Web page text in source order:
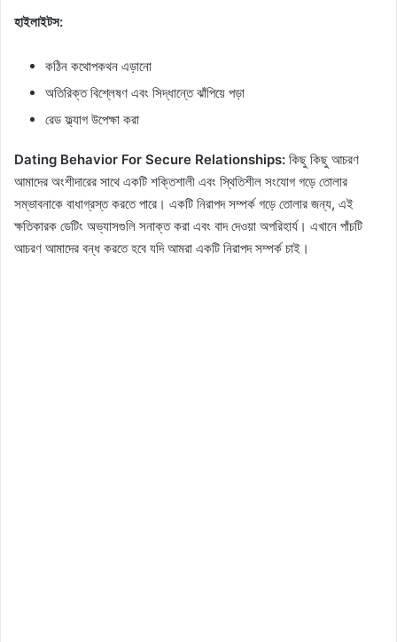
হাইলাইটস:
কঠিন কথোপকথন এড়ানো
অতিরিক্ত বিশ্লেষণ এবং সিদ্ধান্তে ঝাঁপিয়ে পড়া
রেড ফ্ল্যাগ উপেক্ষা করা
Dating Behavior For Secure Relationships: কিছু কিছু আচরণ
আমাদের অংশীদারের সাথে একটি শক্তিশালী এবং স্থিতিশীল সংযোগ গড়ে তোলার
সম্ভাবনাকে বাধাগ্রস্ত করতে পারে। একটি নিরাপদ সম্পর্ক গড়ে তোলার জন্য, এই
ক্ষতিকারক ডেটিং অভ্যাসগুলি সনাক্ত করা এবং বাদ দেওয়া অপরিহার্য। এখানে পাঁচটি
আচরণ আমাদের বন্ধ করতে হবে যদি আমরা একটি নিরাপদ সম্পর্ক চাই।